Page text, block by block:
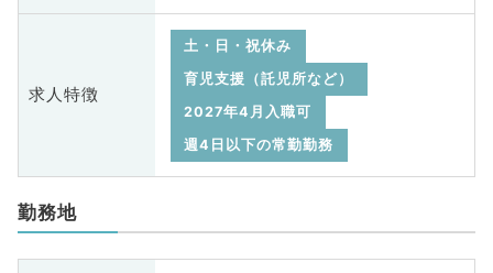
求人特徴
土・日・祝休み
育児支援（託児所など）
2027年4月入職可
週4日以下の常勤勤務
勤務地